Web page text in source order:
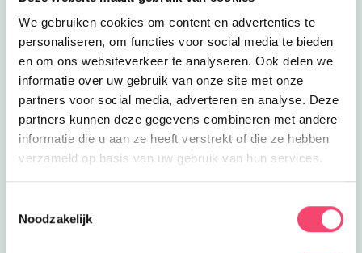
We gebruiken cookies om content en advertenties te
personaliseren, om functies voor social media te bieden
en om ons websiteverkeer te analyseren. Ook delen we
informatie over uw gebruik van onze site met onze
partners voor social media, adverteren en analyse. Deze
partners kunnen deze gegevens combineren met andere
informatie die u aan ze heeft verstrekt of die ze hebben
verzameld op basis van uw gebruik van hun services.
Noodzakelijk
De leukste uitjes voor de zomervakantie
Nog lekker lang zomervakantie! Op zoek naar leuke
spetterpret. Stuk voor stuk aanraders!